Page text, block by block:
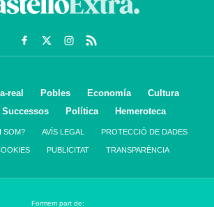
real Pobles Economía
Cultura
Successos Política Hemeroteca
SOM? AVÍS LEGAL PROTECCIÓ DE DADES
PUBLICITAT TRANSPARÈNCIA
Formem part de: